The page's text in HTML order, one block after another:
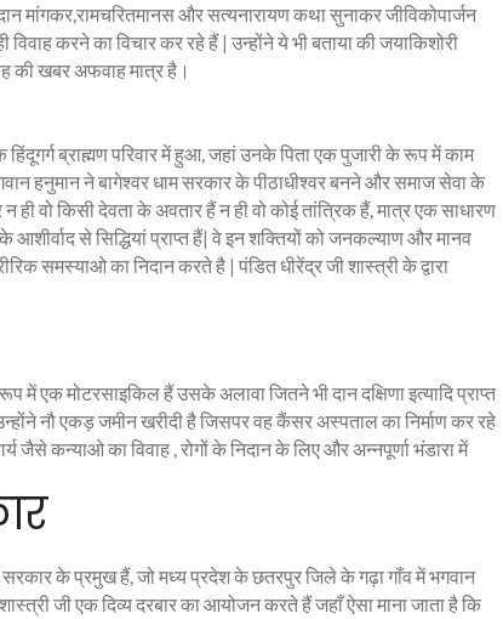
मांगकर,रामचरितमानस और सत्यनारायण कथा सुनाकर जीविकोपार्जन
करने का विचार कर रहे हैं | उन्होंने ये भी बताया की जयाकिशोरी
की खबर अफवाह मात्र है।
ब्राह्मण परिवार में हुआ, जहां उनके पिता एक पुजारी के रूप में काम
हनुमान ने बागेश्वर धाम सरकार के पीठाधीश्वर बनने और समाज सेवा के
वो किसी देवता के अवतार हैं न ही वो कोई तांत्रिक हैं, मात्र एक साधारण
से सिद्धियां प्राप्त हैं| वे इन शक्तियों को जनकल्याण और मानव
समस्याओ का निदान करते है | पंडित धीरेंद्र जी शास्त्री के द्वारा
में एक मोटरसाइकिल हैं उसके अलावा जितने भी दान दक्षिणा इत्यादि प्राप्त
नौ एकड़ जमीन खरीदी है जिसपर वह कैंसर अस्पताल का निर्माण कर रहे
जैसे कन्याओ का विवाह , रोगों के निदान के लिए और अन्नपूर्णा भंडारा में
सरकार के प्रमुख हैं, जो मध्य प्रदेश के छतरपुर जिले के गढ़ा गाँव में भगवान
जी एक दिव्य दरबार का आयोजन करते हैं जहाँ ऐसा माना जाता है कि